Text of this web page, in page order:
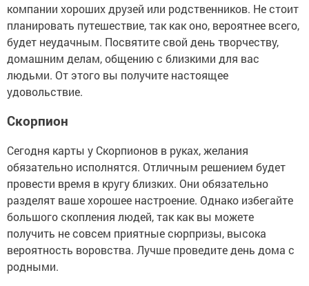
компании хороших друзей или родственников. Не стоит
планировать путешествие, так как оно, вероятнее всего,
будет неудачным. Посвятите свой день творчеству,
домашним делам, общению с близкими для вас
людьми. От этого вы получите настоящее
удовольствие.
Скорпион
Сегодня карты у Скорпионов в руках, желания
обязательно исполнятся. Отличным решением будет
провести время в кругу близких. Они обязательно
разделят ваше хорошее настроение. Однако избегайте
большого скопления людей, так как вы можете
получить не совсем приятные сюрпризы, высока
вероятность воровства. Лучше проведите день дома с
родными.